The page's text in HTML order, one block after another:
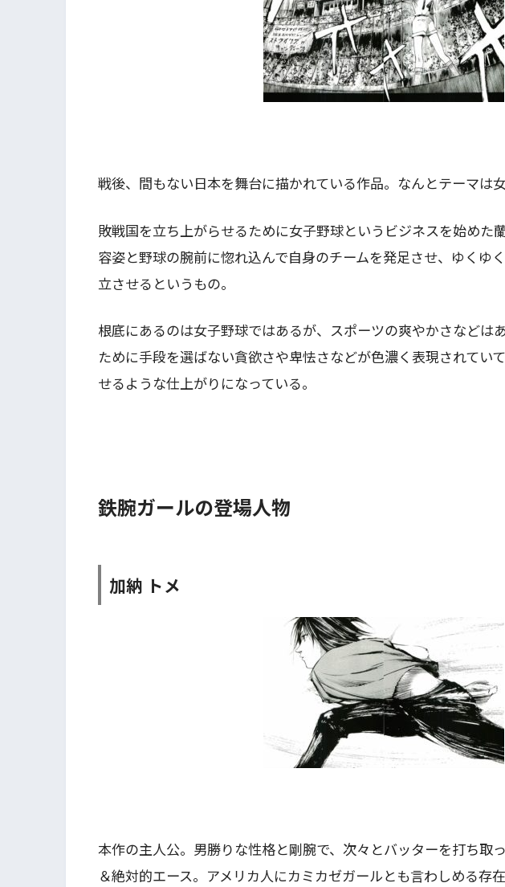
戦後、間もない日本を舞台に描かれている作品。なんとテーマは女
敗戦国を立ち上がらせるために女子野球というビジネスを始めた
容姿と野球の腕前に惚れ込んで自身のチームを発足させ、ゆくゆ
立させるというもの。
根底にあるのは女子野球ではあるが、スポーツの爽やかさなどは
ために手段を選ばない貪欲さや卑怯さなどが色濃く表現されてい
せるような仕上がりになっている。
鉄腕ガールの登場人物
加納 トメ
本作の主人公。男勝りな性格と剛腕で、次々とバッターを打ち取
＆絶対的エース。アメリカ人にカミカゼガールとも言わしめる存